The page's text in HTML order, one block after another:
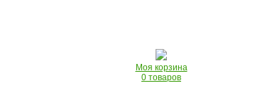
Моя корзина
0 товаров